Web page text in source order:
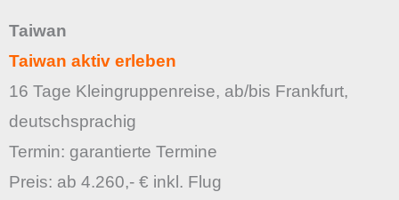
Taiwan
Taiwan aktiv erleben
16 Tage Kleingruppenreise, ab/bis Frankfurt,
deutschsprachig
Termin: garantierte Termine
Preis: ab 4.260,- € inkl. Flug